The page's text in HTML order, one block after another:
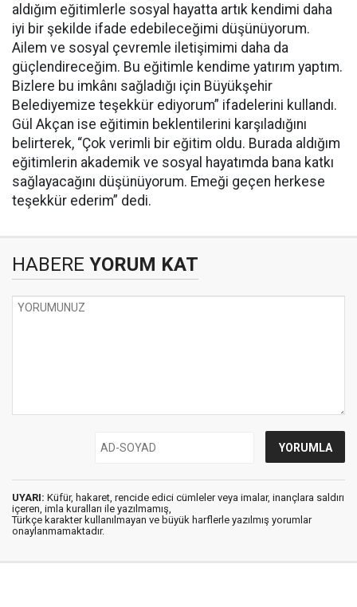
aldığım eğitimlerle sosyal hayatta artık kendimi daha
iyi bir şekilde ifade edebileceğimi düşünüyorum.
Ailem ve sosyal çevremle iletişimimi daha da
güçlendireceğim. Bu eğitimle kendime yatırım yaptım.
Bizlere bu imkânı sağladığı için Büyükşehir
Belediyemize teşekkür ediyorum” ifadelerini kullandı.
Gül Akçan ise eğitimin beklentilerini karşıladığını
belirterek, “Çok verimli bir eğitim oldu. Burada aldığım
eğitimlerin akademik ve sosyal hayatımda bana katkı
sağlayacağını düşünüyorum. Emeği geçen herkese
teşekkür ederim” dedi.
HABERE YORUM KAT
UYARI: Küfür, hakaret, rencide edici cümleler veya imalar, inançlara saldırı
içeren, imla kuralları ile yazılmamış,
Türkçe karakter kullanılmayan ve büyük harflerle yazılmış yorumlar
onaylanmamaktadır.